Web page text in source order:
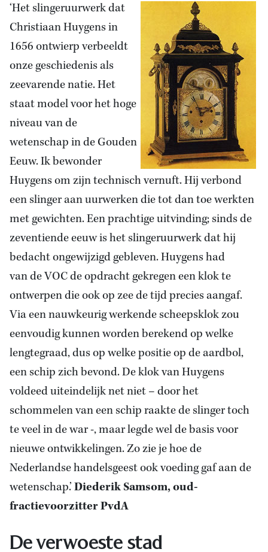
‘Het slingeruurwerk dat
Christiaan Huygens in
1656 ontwierp verbeeldt
onze geschiedenis als
zeevarende natie. Het
staat model voor het hoge
niveau van de
wetenschap in de Gouden
Eeuw. Ik bewonder
Huygens om zijn technisch vernuft. Hij verbond
een slinger aan uurwerken die tot dan toe werkten
met gewichten. Een prachtige uitvinding; sinds de
zeventiende eeuw is het slingeruurwerk dat hij
bedacht ongewijzigd gebleven. Huygens had
van de VOC de opdracht gekregen een klok te
ontwerpen die ook op zee de tijd precies aangaf.
Via een nauwkeurig werkende scheepsklok zou
eenvoudig kunnen worden berekend op welke
lengtegraad, dus op welke positie op de aardbol,
een schip zich bevond. De klok van Huygens
voldeed uiteindelijk net niet – door het
schommelen van een schip raakte de slinger toch
te veel in de war -, maar legde wel de basis voor
nieuwe ontwikkelingen. Zo zie je hoe de
Nederlandse handelsgeest ook voeding gaf aan de
wetenschap.’Diederik Samsom, oud-
fractievoorzitter PvdA
De verwoeste stad